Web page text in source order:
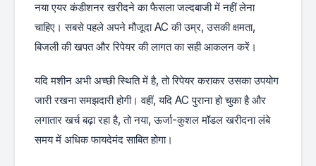
नया एयर कंडीशनर खरीदने का फैसला जल्दबाजी में नहीं लेना
चाहिए। सबसे पहले अपने मौजूदा AC की उम्र, उसकी क्षमता,
बिजली की खपत और रिपेयर की लागत का सही आकलन करें।
यदि मशीन अभी अच्छी स्थिति में है, तो रिपेयर कराकर उसका उपयोग
जारी रखना समझदारी होगी। वहीं, यदि AC पुराना हो चुका है और
लगातार खर्च बढ़ा रहा है, तो नया, ऊर्जा-कुशल मॉडल खरीदना लंबे
समय में अधिक फायदेमंद साबित होगा।